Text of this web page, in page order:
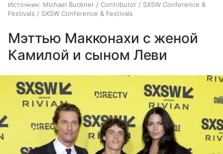
Источник: Michael Buckner / Contributor / SXSW Conference &
Festivals / SXSW Conference & Festivals
Мэттью Макконахи с женой
Камилой и сыном Леви